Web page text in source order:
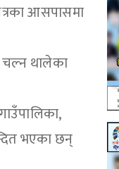
आसपासमा
चल्न थालेका
भएका छन्